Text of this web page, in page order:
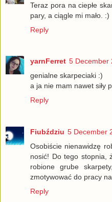
Teraz pora na ciepłe
pary, a ciągle mi mało. :)
Reply
yarnFerret 5 December
genialne skarpeciaki :)
a ja nie mam nawet siły
Reply
Fiubździu 5 December
Osobiście nienawidzę
nosić! Do tego stopnia,
robione grube
zmotywować do pracy
Reply